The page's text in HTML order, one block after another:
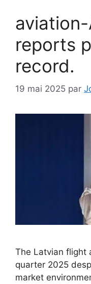
reports
record.
19 mai 2025 par
The Latvian flight
quarter 2025
market